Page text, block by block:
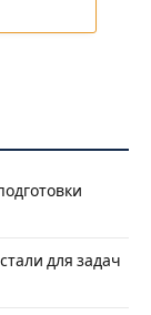
для задач